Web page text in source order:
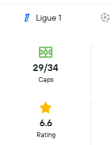
Ligue 1
29/34
Caps
6.6
Rating